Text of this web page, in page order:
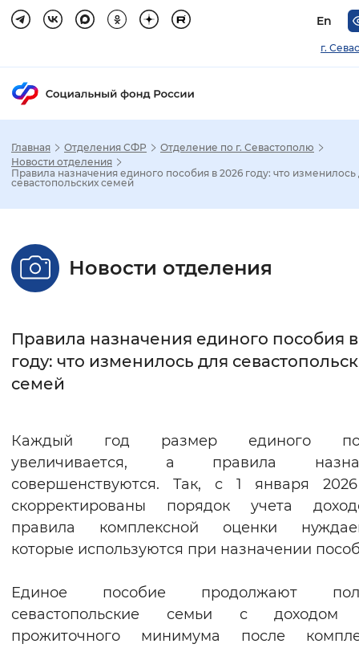
En
г.
Стандартный Увеличенный
Без засечек С засечками
Цвет сайта
Монохромный Инверсивный
Синий фон
Включены Выключены
Главная Отделения СФР
Отделение по г. Севастополю
Новости отделения
Правила назначения единого пособия в 2026 году: что изменилось
севастопольских семей
Новости отделения
Правила назначения единого пособия в
году: что изменилось для
семей
Каждый год размер единого
увеличивается, а правила
совершенствуются. Так, с 1 января
скорректированы порядок учета
правила комплексной оценки
которые используются при назначении
Единое пособие продолжают
севастопольские семьи с доходом
прожиточного минимума после